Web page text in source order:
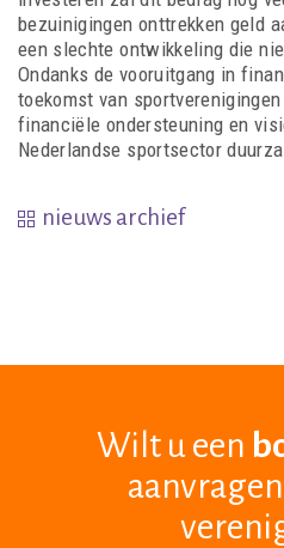
bezuinigingen onttrekken geld
een slechte ontwikkeling die
Ondanks de vooruitgang in
toekomst van
financiële ondersteuning en
Nederlandse sportsector
nieuws archief
Wilt u een